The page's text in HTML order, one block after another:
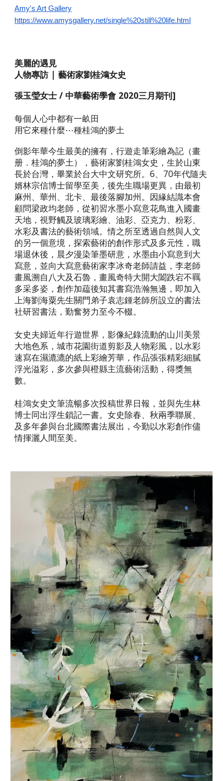
Amy's Art Gallery
https://www.amysgallery.net/single%20still%20life.html
美麗的遇見
人物專訪 | 藝術家劉桂鴻女史
張玉瑩女士 / 中華藝術學會 2020三月期刊]
每個人心中都有一畝田
用它來種什麼⋯種桂鴻的夢土
倒影年華今生最美的擁有，行遊走筆彩繪為記（畫
册．桂鴻的夢土），藝術家劉桂鴻女史，生於山東
長於台灣，畢業於台大中文研究所。6、70年代隨夫
婿林宗信博士留學至美，後先生職場更異，由最初
麻州、華州、北卡、最後落腳加州。因緣結識本會
顧問梁政均老師，從初習水墨小寫意花鳥進入國畫
天地，視野觸及玻璃彩繪、油彩、亞克力、粉彩、
水彩及書法的藝術領域。情之所至透過自然與人文
的另一個意境，探索藝術的創作形式及多元性，職
場退休後，晨夕漫染筆墨研意，水墨由小寫意到大
寫意，並向大寫意藝術家李冰奇老師請益，李老師
畫風溯自八大及石魯，畫風奇特大開大闔跌宕不羈
多采多姿，創作加藴後知其書寫浩瀚無邊，即加入
上海劉海粟先生關門弟子袁志鍾老師所設立的書法
社研習書法，勤奮努力至今不輟。
女史夫婦近年行遊世界，影像紀錄流動的山川美景
大地色系，城市花園街道剪影及人物彩風，以水彩
速寫在濕漉漉的紙上彩繪芳華，作品張張精彩細膩
浮光溢彩，多次參與橙縣主流藝術活動，得獎無
數。
桂鴻女史文筆流暢多次投稿世界日報，並與先生林
博士同出浮生鎖記一書。女史除春、秋兩季聯展、
及多年參與台北國際書法展出，今勤以水彩創作儘
情揮灑人間至美。